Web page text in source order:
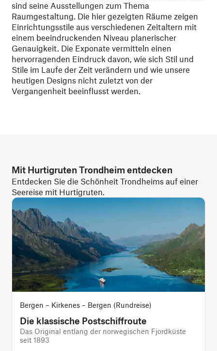
sind seine Ausstellungen zum Thema
Raumgestaltung. Die hier gezeigten Räume zeigen
Einrichtungsstile aus verschiedenen Zeitaltern mit
einem beeindruckenden Niveau planerischer
Genauigkeit. Die Exponate vermitteln einen
hervorragenden Eindruck davon, wie sich Stil und
Stile im Laufe der Zeit verändern und wie unsere
heutigen Designs nicht zuletzt von der
Vergangenheit beeinflusst werden.
Mit Hurtigruten Trondheim entdecken
Entdecken Sie die Schönheit Trondheims auf einer
Seereise mit Hurtigruten.
Bergen – Kirkenes – Bergen (Rundreise)
Die klassische Postschiffroute
Das Original entlang der norwegischen Fjordküste
seit 1893